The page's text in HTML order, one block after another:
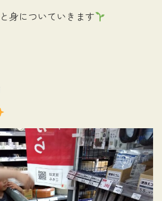
身についていきます